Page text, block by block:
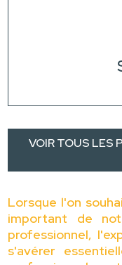
VOIR TOUS LES
Lorsque l'on
important de
professionnel,
s'avérer